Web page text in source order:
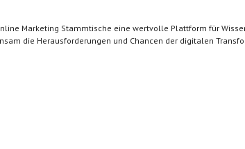
Marketing Stammtische eine wertvolle Plattform für
die Herausforderungen und Chancen der digitalen